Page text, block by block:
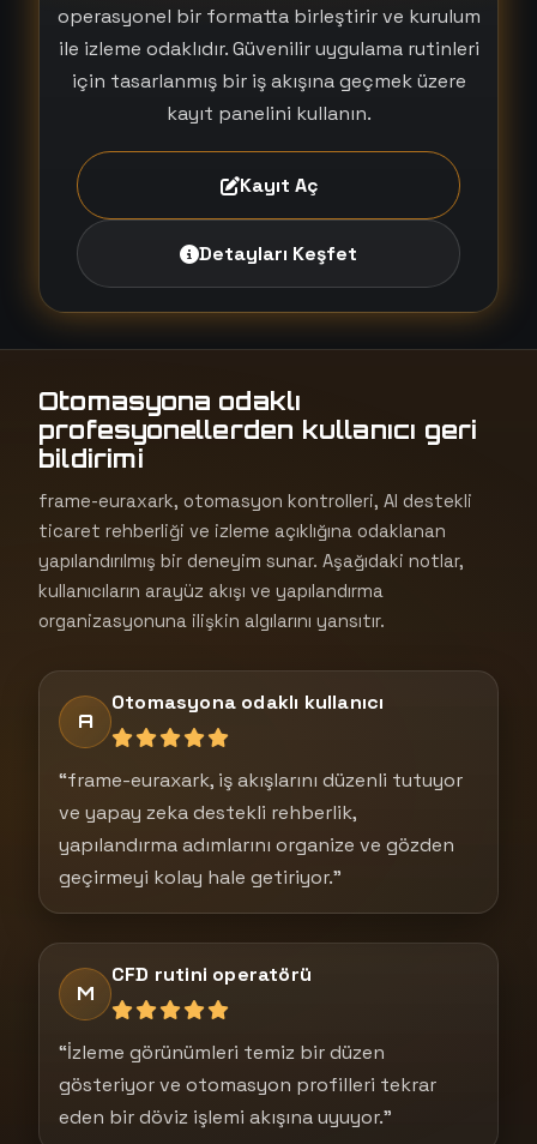
operasyonel bir formatta birleştirir ve kurulum
ile izleme odaklıdır. Güvenilir uygulama rutinleri
için tasarlanmış bir iş akışına geçmek üzere
kayıt panelini kullanın.
Kayıt Aç
Detayları Keşfet
Otomasyona odaklı
profesyonellerden kullanıcı geri
bildirimi
frame-euraxark, otomasyon kontrolleri, AI destekli
ticaret rehberliği ve izleme açıklığına odaklanan
yapılandırılmış bir deneyim sunar. Aşağıdaki notlar,
kullanıcıların arayüz akışı ve yapılandırma
organizasyonuna ilişkin algılarını yansıtır.
A
Otomasyona odaklı kullanıcı
“frame-euraxark, iş akışlarını düzenli tutuyor
ve yapay zeka destekli rehberlik,
yapılandırma adımlarını organize ve gözden
geçirmeyi kolay hale getiriyor.”
M
CFD rutini operatörü
“İzleme görünümleri temiz bir düzen
gösteriyor ve otomasyon profilleri tekrar
eden bir döviz işlemi akışına uyuyor.”